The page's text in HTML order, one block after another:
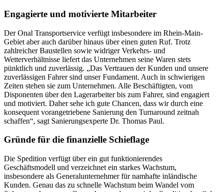
Engagierte und motivierte Mitarbeiter
Der Onal Transportservice verfügt insbesondere im Rhein-Main-
Gebiet aber auch darüber hinaus über einen guten Ruf. Trotz
zahlreicher Baustellen sowie widriger Verkehrs- und
Wetterverhältnisse liefert das Unternehmen seine Waren stets
pünktlich und zuverlässig. „Das Vertrauen der Kunden und unsere
zuverlässigen Fahrer sind unser Fundament. Auch in schwierigen
Zeiten stehen sie zum Unternehmen. Alle Beschäftigten, vom
Disponenten über den Lagerarbeiter bis zum Fahrer, sind engagiert
und motiviert. Daher sehe ich gute Chancen, dass wir durch eine
konsequent vorangetriebene Sanierung den Turnaround zeitnah
schaffen“, sagt Sanierungsexperte Dr. Thomas Paul.
Gründe für die finanzielle Schieflage
Die Spedition verfügt über ein gut funktionierendes
Geschäftsmodell und verzeichnet ein starkes Wachstum,
insbesondere als Generalunternehmer für namhafte inländische
Kunden. Genau das zu schnelle Wachstum beim Wandel vom